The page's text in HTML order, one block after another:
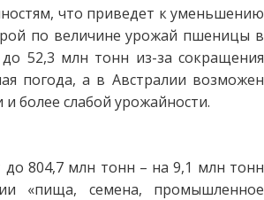
что приведет к уменьшению
по величине урожай пшеницы в
52,3 млн тонн из-за сокращения
погода, а в Австралии возможен
более слабой урожайности.
804,7 млн тонн – на 9,1 млн тонн
«пища, семена, промышленное